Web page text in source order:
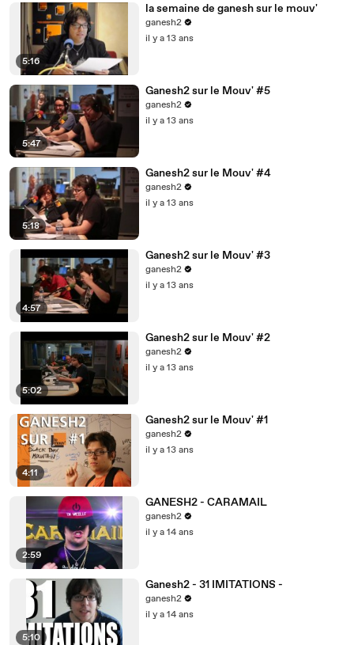
5:16
la semaine de ganesh sur le mouv'
ganesh2
il y a 13 ans
5:47
Ganesh2 sur le Mouv' #5
ganesh2
il y a 13 ans
5:18
Ganesh2 sur le Mouv' #4
ganesh2
il y a 13 ans
4:57
Ganesh2 sur le Mouv' #3
ganesh2
il y a 13 ans
5:02
Ganesh2 sur le Mouv' #2
ganesh2
il y a 13 ans
4:11
Ganesh2 sur le Mouv' #1
ganesh2
il y a 13 ans
2:59
GANESH2 - CARAMAIL
ganesh2
il y a 14 ans
5:10
Ganesh2 - 31 IMITATIONS -
ganesh2
il y a 14 ans